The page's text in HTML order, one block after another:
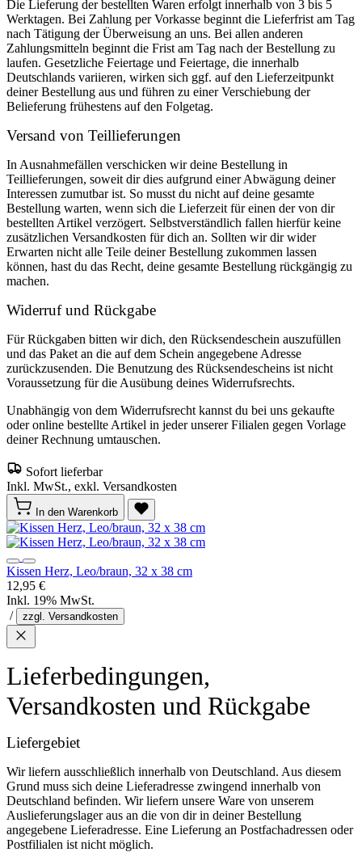
Die Lieferung der bestellten Waren erfolgt innerhalb von 3 bis 5
Werktagen. Bei Zahlung per Vorkasse beginnt die Lieferfrist am Tag
nach Tätigung der Überweisung an uns. Bei allen anderen
Zahlungsmitteln beginnt die Frist am Tag nach der Bestellung zu
laufen. Gesetzliche Feiertage und Feiertage, die innerhalb
Deutschlands variieren, wirken sich ggf. auf den Lieferzeitpunkt
deiner Bestellung aus und führen zu einer Verschiebung der
Belieferung frühestens auf den Folgetag.
Versand von Teillieferungen
In Ausnahmefällen verschicken wir deine Bestellung in
Teillieferungen, soweit dir dies aufgrund einer Abwägung deiner
Interessen zumutbar ist. So musst du nicht auf deine gesamte
Bestellung warten, wenn sich die Lieferzeit für einen der von dir
bestellten Artikel verzögert. Selbstverständlich fallen hierfür keine
zusätzlichen Versandkosten für dich an. Sollten wir dir wider
Erwarten nicht alle Teile deiner Bestellung zukommen lassen
können, hast du das Recht, deine gesamte Bestellung rückgängig zu
machen.
Widerruf und Rückgabe
Für Rückgaben bitten wir dich, den Rücksendeschein auszufüllen
und das Paket an die auf dem Schein angegebene Adresse
zurückzusenden. Die Benutzung des Rücksendescheins ist nicht
Voraussetzung für die Ausübung deines Widerrufsrechts.
Unabhängig von dem Widerrufsrecht kannst du bei uns gekaufte
oder online bestellte Artikel in jeder unserer Filialen gegen Vorlage
deiner Rechnung umtauschen.
Sofort lieferbar
Inkl. MwSt., exkl. Versandkosten
In den Warenkorb
Kissen Herz, Leo/braun, 32 x 38 cm
12,95 €
Inkl. 19% MwSt.
/
zzgl. Versandkosten
Lieferbedingungen,
Versandkosten und Rückgabe
Liefergebiet
Wir liefern ausschließlich innerhalb von Deutschland. Aus diesem
Grund muss sich deine Lieferadresse zwingend innerhalb von
Deutschland befinden. Wir liefern unsere Ware von unserem
Auslieferungslager aus an die von dir in deiner Bestellung
angegebene Lieferadresse. Eine Lieferung an Postfachadressen oder
Postfilialen ist nicht möglich.